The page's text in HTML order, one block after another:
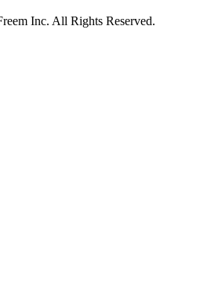
Inc. All Rights Reserved.